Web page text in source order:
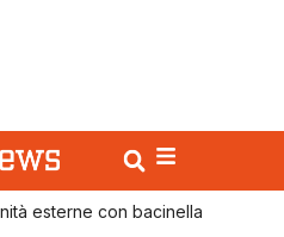
esterne con bacinella